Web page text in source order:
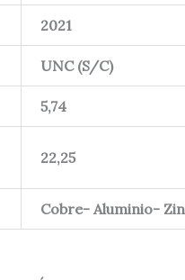
2021
UNC (S/C)
5,74
22,25
Cobre- Aluminio-